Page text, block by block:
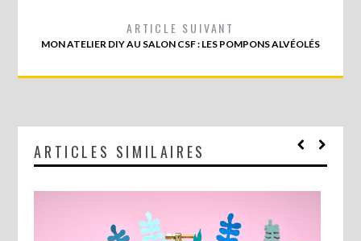
ARTICLE SUIVANT
MON ATELIER DIY AU SALON CSF : LES POMPONS ALVÉOLÉS
ARTICLES SIMILAIRES